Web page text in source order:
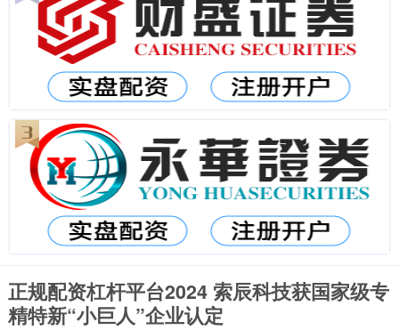
正规配资杠杆平台2024 索辰科技获国家级专
精特新“小巨人”企业认定